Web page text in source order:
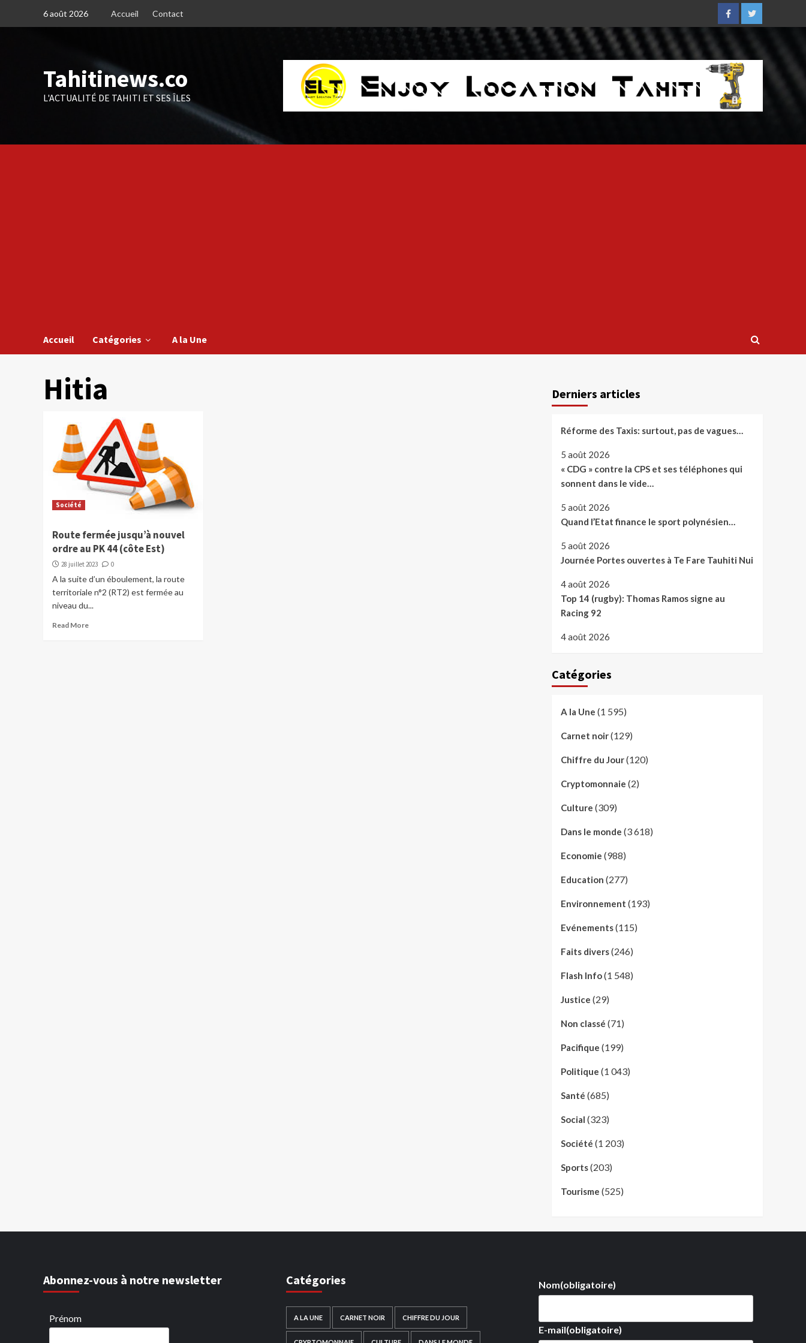
6 août 2026 Accueil Contact
FacebookTwitter
Tahitinews.co
L'ACTUALITÉ DE TAHITI ET SES ÎLES
Accueil Catégories A la Une
Hitia
Société
Route fermée jusqu’à nouvel
ordre au PK 44 (côte Est)
28 juillet 2023 0
A la suite d’un éboulement, la route
territoriale n°2 (RT2) est fermée au
niveau du...
Read More
Derniers articles
Réforme des Taxis: surtout, pas de vagues…
5 août 2026
« CDG » contre la CPS et ses téléphones qui
sonnent dans le vide…
5 août 2026
Quand l’Etat finance le sport polynésien…
5 août 2026
Journée Portes ouvertes à Te Fare Tauhiti Nui
4 août 2026
Top 14 (rugby): Thomas Ramos signe au
Racing 92
4 août 2026
Catégories
A la Une (1 595)
Carnet noir(129)
Chiffre du Jour(120)
Cryptomonnaie (2)
Culture (309)
Dans le monde (3 618)
Economie (988)
Education (277)
Environnement (193)
Evénements(115)
Faits divers(246)
Flash Info(1 548)
Justice (29)
Non classé (71)
Pacifique (199)
Politique (1 043)
Santé (685)
Social (323)
Société (1 203)
Sports(203)
Tourisme (525)
Abonnez-vous à notre newsletter
Prénom
Catégories
A LA UNE CARNET NOIR CHIFFRE DU JOUR
Nom(obligatoire)
E-mail(obligatoire)